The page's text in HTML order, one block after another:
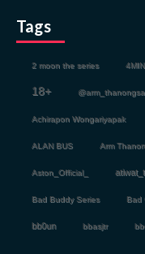
Tags
2 moon the series
18+
Achirapon Wongariyapak
ALAN BUS Arm
Aston_Official_
Bad Buddy Series Bad
bb0un bbasjtr